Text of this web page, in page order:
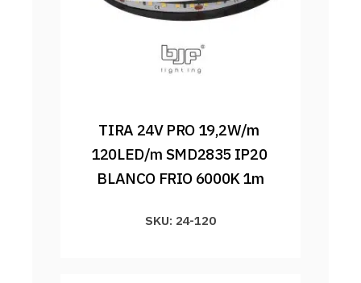
TIRA 24V PRO 19,2W/m
120LED/m SMD2835 IP20
BLANCO FRIO 6000K 1m
SKU: 24-120